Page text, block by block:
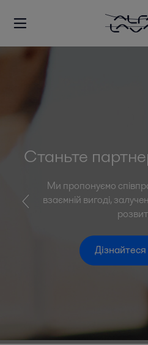
Станьте
Ми пропонуємо
взаємній вигоді,